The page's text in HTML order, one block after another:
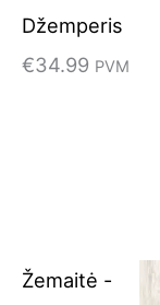
Džemperis
€34.99 PVM
Žemaitė -